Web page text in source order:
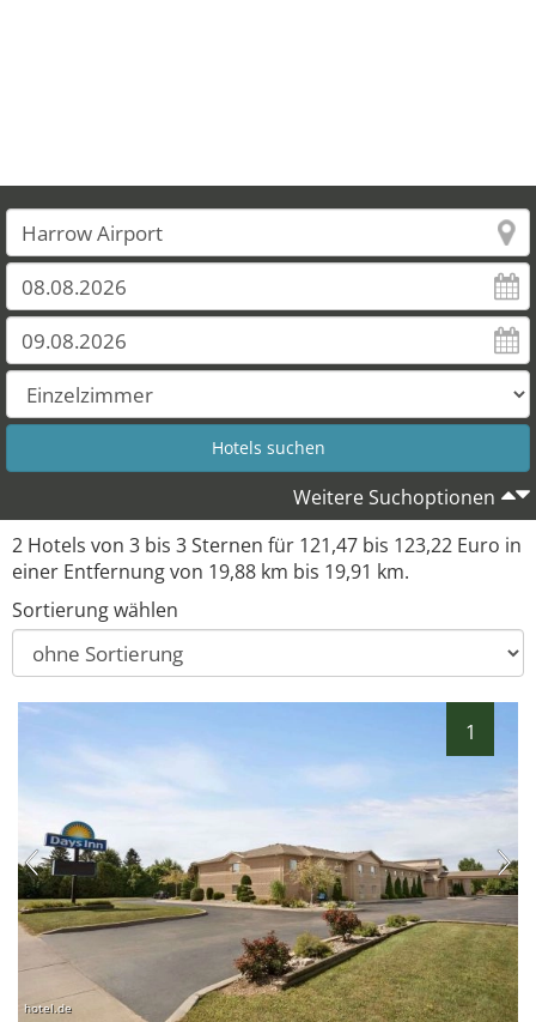
Weitere Suchoptionen
2 Hotels von 3 bis 3 Sternen für 121,47 bis 123,22 Euro in
einer Entfernung von 19,88 km bis 19,91 km.
Sortierung wählen
1
hotel.de